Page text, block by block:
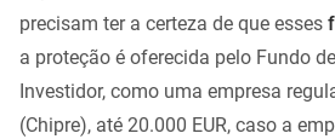
precisam ter a certeza de que esses
a proteção é oferecida pelo Fundo
Investidor, como uma empresa
(Chipre), até 20.000 EUR, caso a